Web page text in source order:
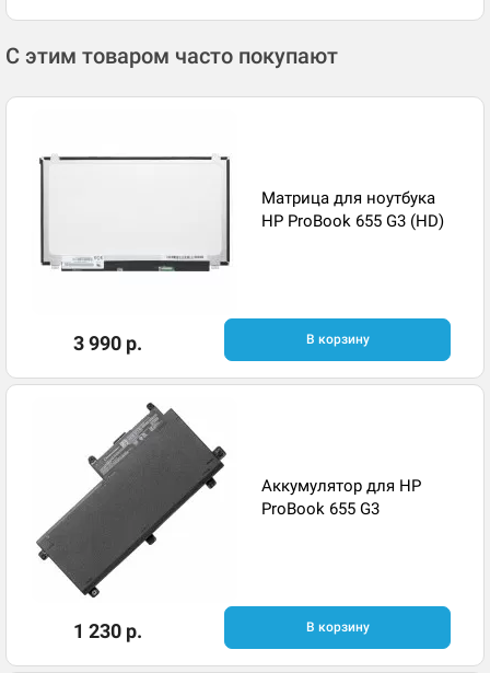
С этим товаром часто покупают
Матрица для ноутбука
HP ProBook 655 G3 (HD)
3 990 р. В корзину
Аккумулятор для HP
ProBook 655 G3
1 230 р. В корзину